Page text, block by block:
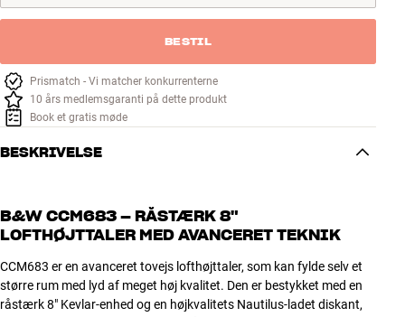
BESTIL
Prismatch - Vi matcher konkurrenterne
10 års medlemsgaranti på dette produkt
Book et gratis møde
BESKRIVELSE
B&W CCM683 – RÅSTÆRK 8"
LOFTHØJTTALER MED AVANCERET TEKNIK
CCM683 er en avanceret tovejs lofthøjttaler, som kan fylde selv et
større rum med lyd af meget høj kvalitet. Den er bestykket med en
råstærk 8" Kevlar-enhed og en højkvalitets Nautilus-ladet diskant,